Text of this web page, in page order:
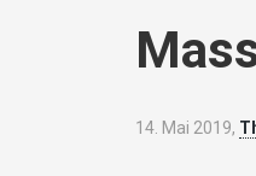
14. Mai 2019,